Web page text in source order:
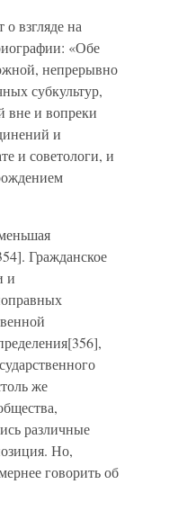
взгляде на
«Обе
непрерывно
субкультур,
вне и вопреки
и
и советологи, и
Гражданское
и
же
различные
Но,
говорить об